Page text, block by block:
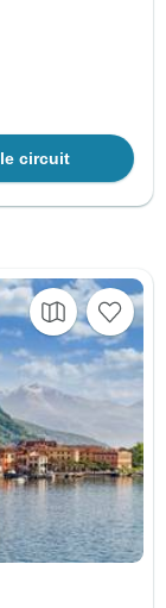
circuit